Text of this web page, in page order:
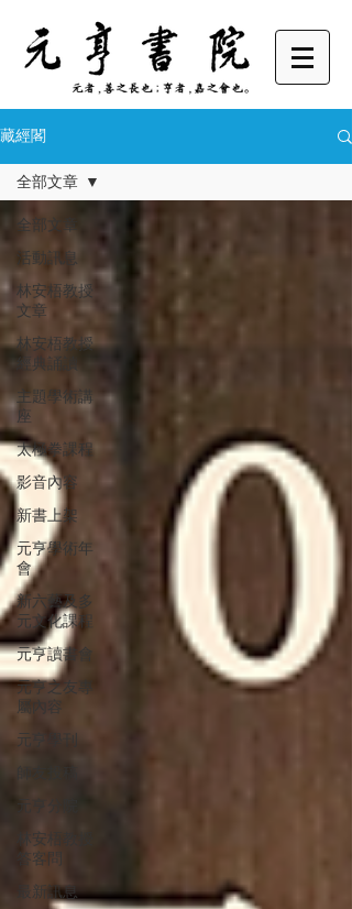
藏經閣
全部文章
活動訊息
林安梧教授
文章
林安梧教授
經典誦讀
主題學術講
座
太極拳課程
影音內容
新書上架
元亨學術年
會
新六藝及多
元文化課程
元亨讀書會
元亨之友專
屬內容
元亨學刊
林安梧教授
答客問
最新訊息
全部文章